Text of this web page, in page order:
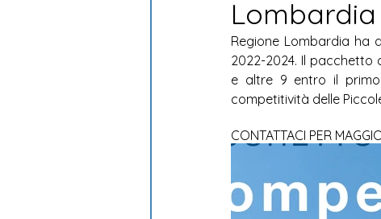
Sostenibilità ambientale
Lombardia
Regione Lombardia ha
2022-2024. Il pacchetto
e altre 9 entro il
competitività delle
CONTATTACI PER